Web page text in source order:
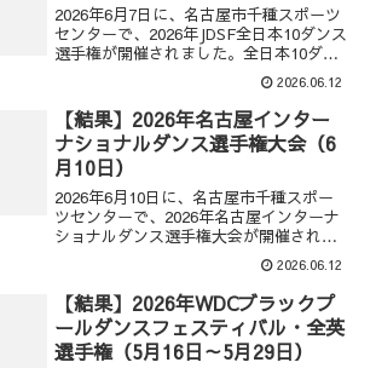
2026年6月7日に、名古屋市千種スポーツ
センターで、2026年JDSF全日本10ダンス
選手権が開催されました。全日本10ダン
ス選手権・決勝1位 ホワイトン 謙心 ＆
ホワイトン 夏奈実2位 大西 大晶 ＆ 阪井
麗蘭3位 外村 温仁 ＆ ...
2026.06.12
【結果】2026年名古屋インター
ナショナルダンス選手権大会（6
月10日）
2026年6月10日に、名古屋市千種スポー
ツセンターで、2026年名古屋インターナ
ショナルダンス選手権大会が開催されま
した。2026年日本インターナショナルダ
ンス選手権の結果プロ・ボールルーム・
決勝1位 金野 哲也 ＆ 井之口 香織2位
島...
2026.06.12
【結果】2026年WDCブラックプ
ールダンスフェスティバル・全英
選手権（5月16日～5月29日）